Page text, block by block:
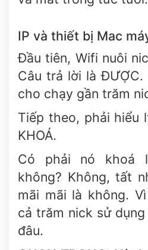
IP và thiết bị Mac
Đầu tiên, Wifi nuôi
Câu trả lời là
cho chạy gần trăm
Tiếp theo, phải hiểu
KHOÁ.
Có phải nó khoá
không? Không, tất
mãi mãi là không.
cả trăm nick sử
đâu.